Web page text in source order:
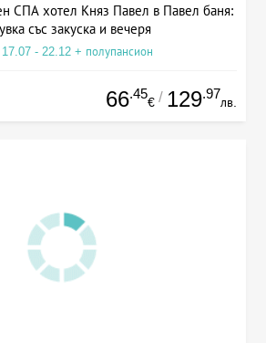
СПА хотел Княз Павел в Павел баня:
със закуска и вечеря
- 22.12 + полупансион
66.45
€ / 129.97
лв.